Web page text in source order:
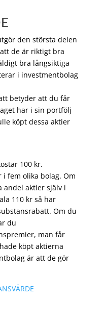
den största delen
de är riktigt bra
bra långsiktiga
i investmentbolag
betyder att du får
har i sin portfölj
köpt dessa aktier
100 kr.
fem olika bolag. Om
andel aktier själv i
110 kr så har
Om du
du
man får
köpt aktierna
är att de gör